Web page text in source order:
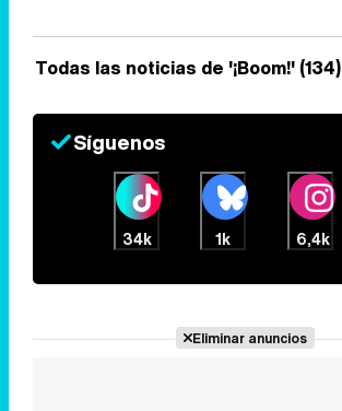
Todas las noticias de '¡Boom!' (134)
Síguenos
34k 1k 6,4k
Eliminar anuncios